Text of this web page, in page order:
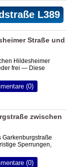
L389
Straße und
Hildesheimer
frei — Diese
(0)
zwischen
Garkenburgstraße
Sperrungen,
(0)